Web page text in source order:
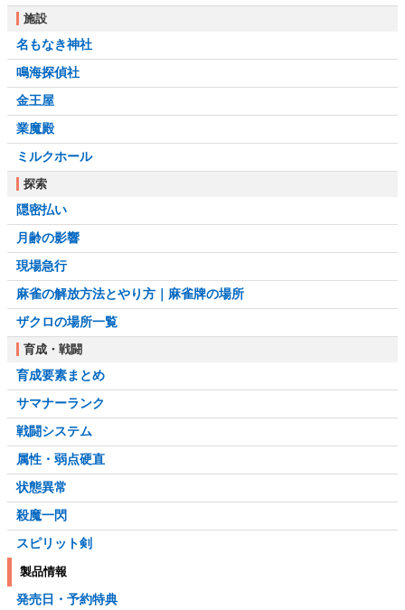
施設
名もなき神社
鳴海探偵社
金王屋
業魔殿
ミルクホール
探索
隠密払い
月齢の影響
現場急行
麻雀の解放方法とやり方｜麻雀牌の場所
ザクロの場所一覧
育成・戦闘
育成要素まとめ
サマナーランク
戦闘システム
属性・弱点硬直
状態異常
殺魔一閃
スピリット剣
製品情報
発売日・予約特典